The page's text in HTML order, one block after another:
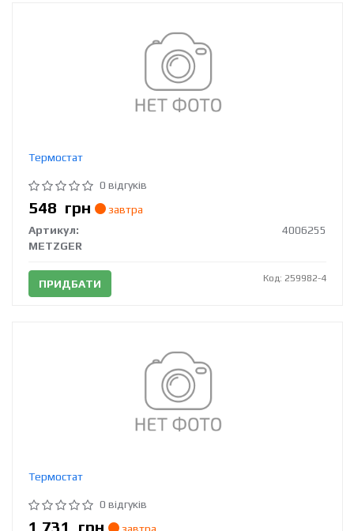
Термостат
0 відгуків
548 грн
завтра
Артикул:
4006255
METZGER
ПРИДБАТИ Код: 259982-4
Термостат
0 відгуків
1 731 грн завтра